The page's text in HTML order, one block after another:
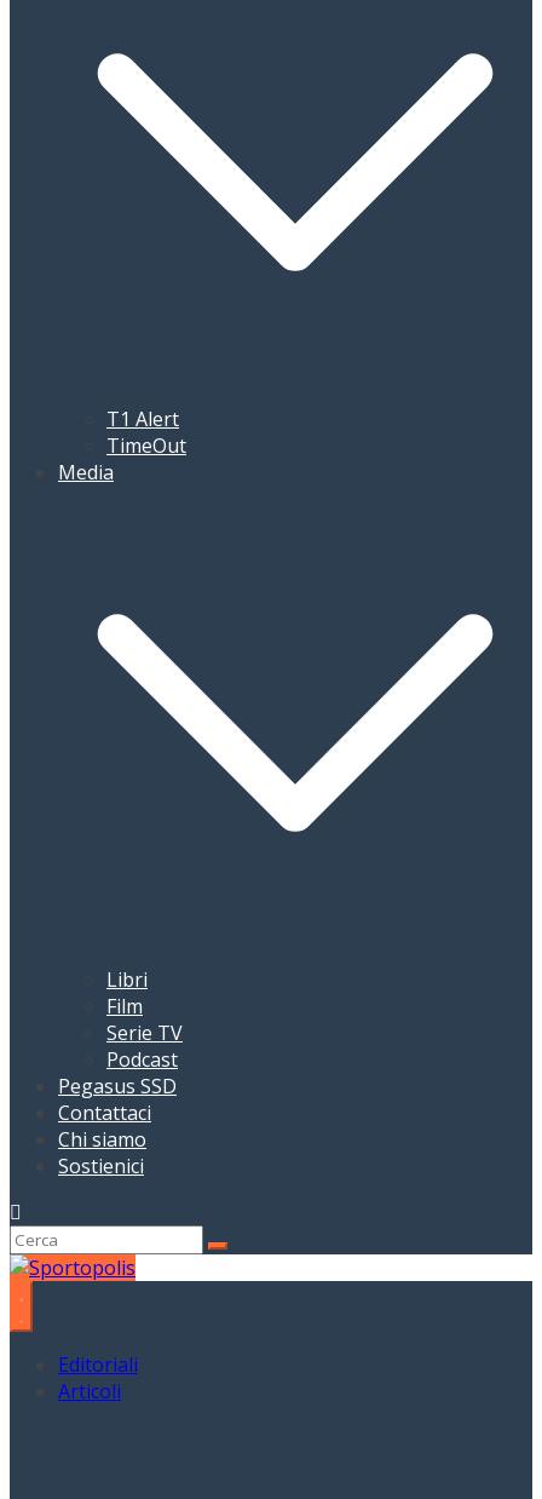
T1 Alert
TimeOut
Media
Libri
Film
Serie TV
Podcast
Pegasus SSD
Contattaci
Chi siamo
Sostienici
Editoriali
Articoli